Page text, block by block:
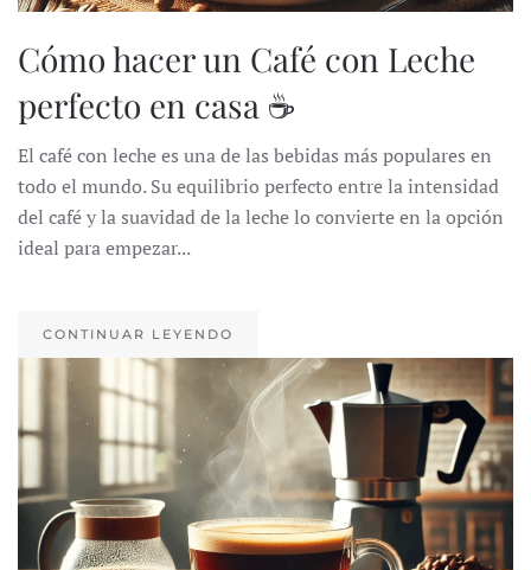
Cómo hacer un Café con Leche
perfecto en casa ☕
El café con leche es una de las bebidas más populares en
todo el mundo. Su equilibrio perfecto entre la intensidad
del café y la suavidad de la leche lo convierte en la opción
ideal para empezar...
CONTINUAR LEYENDO